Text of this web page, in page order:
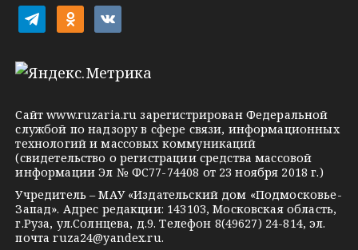
i
e
l
r
a
m
d
o
l
a
s
s
n
i
v
k
n
a
k
t
e
Сайтwww.ruzaria.ru зарегистрирован Федеральной
службой по надзору в сфере связи, информационных
технологий и массовых коммуникаций
(свидетельство о регистрации средства массовой
информации Эл № ФС77-74408 от 23 ноября 2018 г.)
Учредитель – МАУ «Издательский дом «Подмосковье-
Запад». Адрес редакции: 143103, Московская область,
г.Руза, ул.Солнцева, д.9. Телефон 8(49627) 24-814, эл.
почтаruza24@yandex.ru.